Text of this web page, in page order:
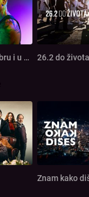
Dennis Rodman: U dobru i u zlu 26.2 do života
Znam kako